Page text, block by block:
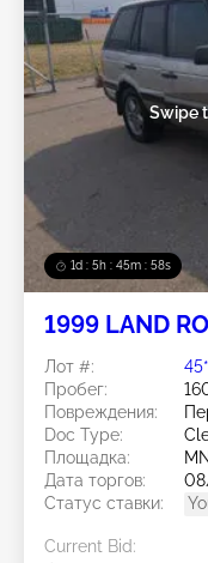
1d : 5h : 45m : 56s
Swipe
1999 LAND
Лот #:
Пробег:
Повреждения:
Doc Type:
Площадка:
Дата торгов:
Статус ставки:
Current Bid: